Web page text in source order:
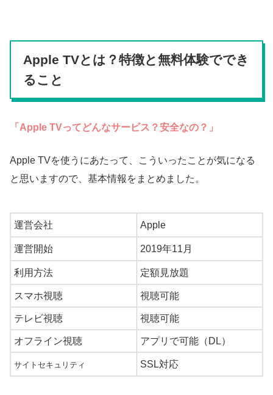
Apple TVとは？特徴と無料体験ででき
ること
「Apple TVってどんなサービス？安全なの？」
Apple TVを使うにあたって、こういったことが気になる
と思いますので、基本情報をまとめました。
運営会社 Apple
運営開始 2019年11月
利用方法 定額見放題
スマホ視聴 視聴可能
テレビ視聴 視聴可能
オフライン視聴 アプリで可能（DL）
サイトセキュリティ SSL対応